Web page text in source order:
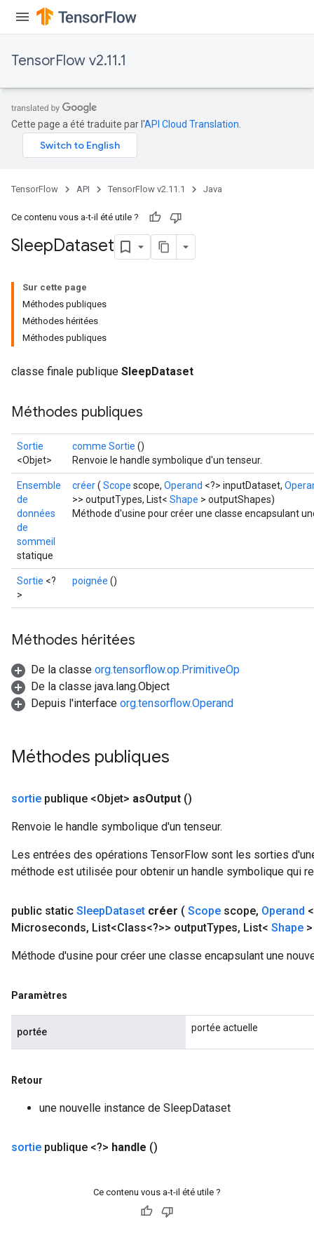
TensorFlow v2.11.1
Cette page a été traduite par l'API Cloud Translation
TensorFlow API TensorFlow v2.11.1 Java
Ce contenu vous a-t-il été utile ?
SleepDataset
Sur cette page
Méthodes publiques
Méthodes héritées
Méthodes publiques
classe finale publique SleepDataset
Méthodes publiques
Sortie
<Objet>
comme Sortie ()
Renvoie le handle symbolique d'un tenseur.
Ensemble
de
données
de
sommeil
statique
créer( Scope scope, Operand <?> inputDataset,
>> outputTypes, List< Shape > outputShapes)
Méthode d'usine pour créer une classe encapsulant
Sortie <?
>
poignée ()
Méthodes héritées
De la classe org.tensorflow.op.PrimitiveOp
De la classe java.lang.Object
Depuis l'interface org.tensorflow.Operand
Méthodes publiques
sortie publique <Objet> asOutput ()
Renvoie le handle symbolique d'un tenseur.
Les entrées des opérations TensorFlow sont les sorties
méthode est utilisée pour obtenir un handle symbolique qui
public static SleepDataset créer ( Scope scope, Operand
Microseconds, List<Class<?>> outputTypes, List< Shape
Méthode d'usine pour créer une classe encapsulant une
Paramètres
portée portée actuelle
Retour
une nouvelle instance de SleepDataset
sortie publique <?> handle ()
Ce contenu vous a-t-il été utile ?